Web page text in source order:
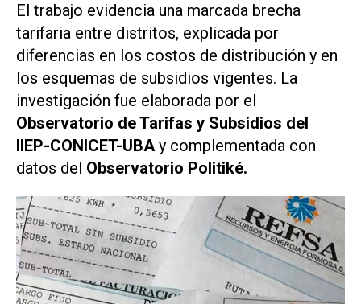
El trabajo evidencia una marcada brecha
tarifaria entre distritos, explicada por
diferencias en los costos de distribución y en
los esquemas de subsidios vigentes. La
investigación fue elaborada por el
Observatorio de Tarifas y Subsidios del
IIEP-CONICET-UBAy complementada con
datos del Observatorio Politiké.